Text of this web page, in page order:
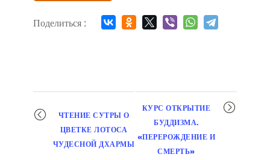
Поделиться :
Мероприятие
навигация
ЧТЕНИЕ СУТРЫ О
ЦВЕТКЕ ЛОТОСА
ЧУДЕСНОЙ ДХАРМЫ
КУРС ОТКРЫТИЕ
БУДДИЗМА.
«ПЕРЕРОЖДЕНИЕ И
СМЕРТЬ»